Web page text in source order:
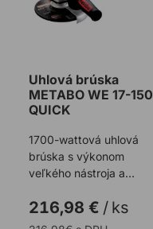
Uhlová brúska
METABO WE 17-150
QUICK
1700-wattová uhlová
brúska s výkonom
veľkého nástroja a
pre najrýchlejší úb ...
216,98 € / ks